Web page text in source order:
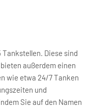
Diese sind
außerdem einen
wie etwa 24/7 Tanken
und
Sie auf den Namen